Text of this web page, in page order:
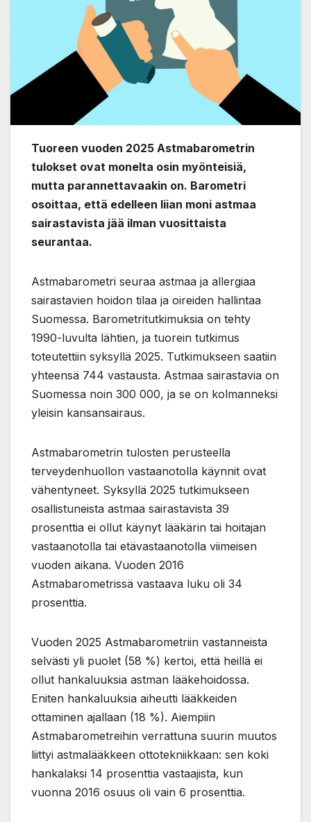
Tuoreen vuoden 2025 Astmabarometrin
tulokset ovat monelta osin myönteisiä,
mutta parannettavaakin on. Barometri
osoittaa, että edelleen liian moni astmaa
sairastavista jää ilman vuosittaista
seurantaa.
Astmabarometri seuraa astmaa ja allergiaa
sairastavien hoidon tilaa ja oireiden hallintaa
Suomessa. Barometritutkimuksia on tehty
1990-luvulta lähtien, ja tuorein tutkimus
toteutettiin syksyllä 2025. Tutkimukseen saatiin
yhteensä 744 vastausta. Astmaa sairastavia on
Suomessa noin 300 000, ja se on kolmanneksi
yleisin kansansairaus.
Astmabarometrin tulosten perusteella
terveydenhuollon vastaanotolla käynnit ovat
vähentyneet. Syksyllä 2025 tutkimukseen
osallistuneista astmaa sairastavista 39
prosenttia ei ollut käynyt lääkärin tai hoitajan
vastaanotolla tai etävastaanotolla viimeisen
vuoden aikana. Vuoden 2016
Astmabarometrissä vastaava luku oli 34
prosenttia.
Vuoden 2025 Astmabarometriin vastanneista
selvästi yli puolet (58 %) kertoi, että heillä ei
ollut hankaluuksia astman lääkehoidossa.
Eniten hankaluuksia aiheutti lääkkeiden
ottaminen ajallaan (18 %). Aiempiin
Astmabarometreihin verrattuna suurin muutos
liittyi astmalääkkeen ottotekniikkaan: sen koki
hankalaksi 14 prosenttia vastaajista, kun
vuonna 2016 osuus oli vain 6 prosenttia.